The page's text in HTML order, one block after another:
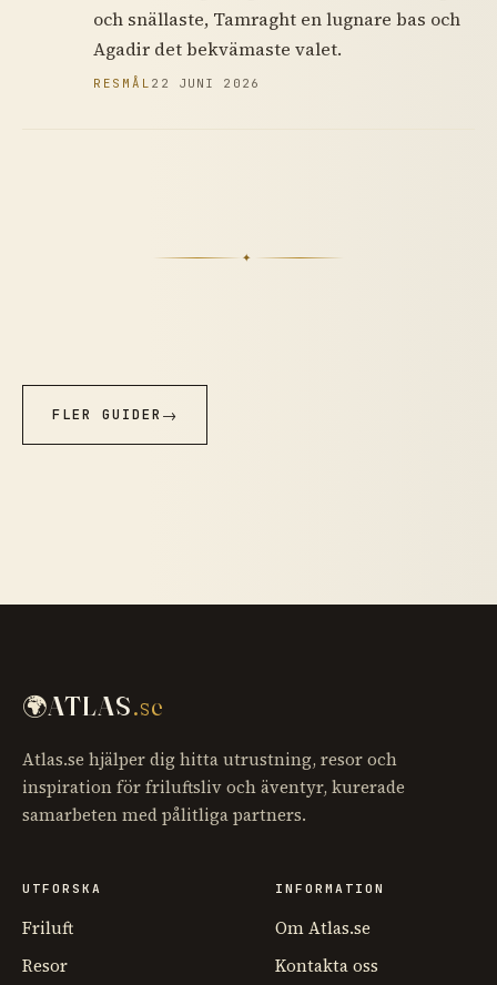
och snällaste, Tamraght en lugnare bas och
Agadir det bekvämaste valet.
RESMÅL 22 JUNI 2026
✦
FLER GUIDER
🌍ATLAS.se
Atlas.se hjälper dig hitta utrustning, resor och
inspiration för friluftsliv och äventyr, kurerade
samarbeten med pålitliga partners.
UTFORSKA
Friluft
Resor
INFORMATION
Om Atlas.se
Kontakta oss